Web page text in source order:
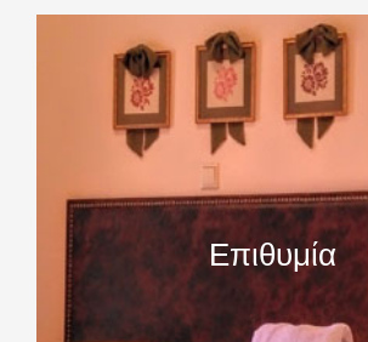
Επιθυμία